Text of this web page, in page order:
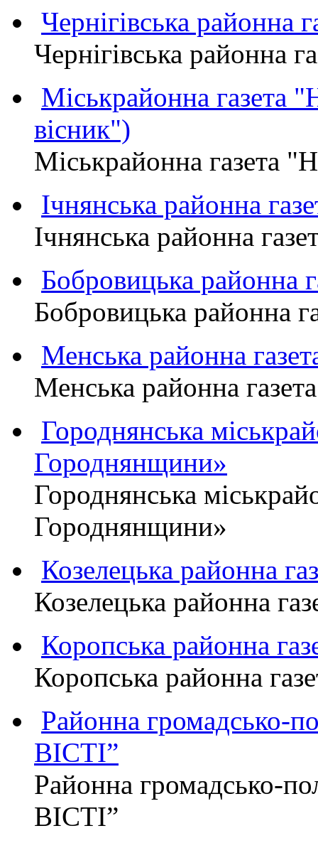
Чернігівська
Чернігівська
Міськрайонна
вісник")
Міськрайонна газета
Ічнянська районна
Ічнянська районна
Бобровицька
Бобровицька
Менська районна
Менська районна
Городнянська
Городнянщини»
Городнянська
Городнянщини»
Козелецька районна
Козелецька районна
Коропська районна
Коропська районна
Районна громадсько-
ВІСТІ”
Районна громадсько-
ВІСТІ”